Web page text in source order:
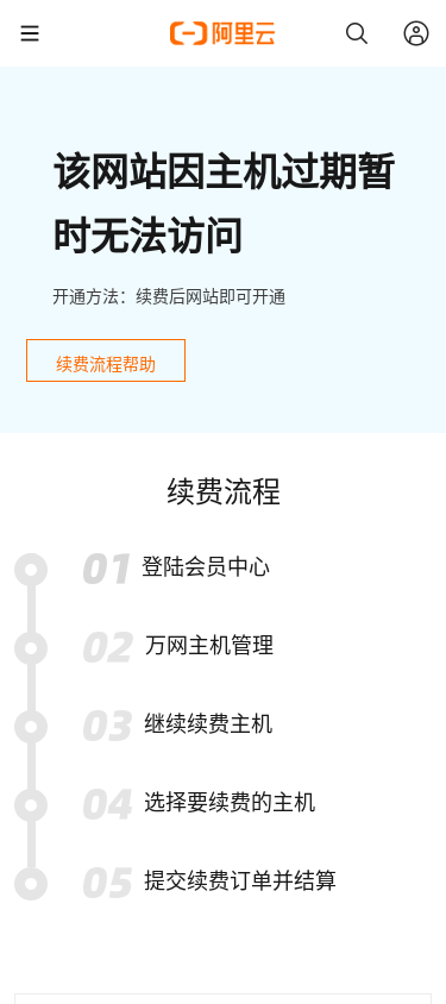
该网站因主机过期暂
时无法访问
开通方法：续费后网站即可开通
续费流程帮助
续费流程
登陆会员中心
万网主机管理
继续续费主机
选择要续费的主机
提交续费订单并结算